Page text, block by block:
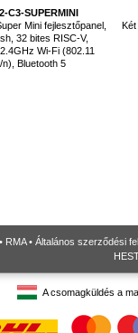
C3-SUPERMINI
Mini fejlesztőpanel,
32 bites RISC-V,
Wi-Fi (802.11
n), Bluetooth 5
• RMA• Általános szerződési
A csomagküldés a